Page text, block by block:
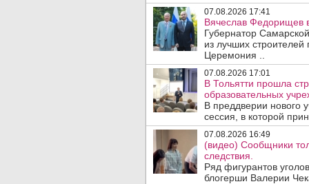
07.08.2026 17:41
Вячеслав Федорищев
Губернатор
из лучших
Церемония ..
07.08.2026 17:01
В Тольятти прошла
образовательных
В преддверии нового
сессия, в которой
07.08.2026 16:49
(видео) Сообщники
следствия.
Ряд фигурантов
блогерши Валерии